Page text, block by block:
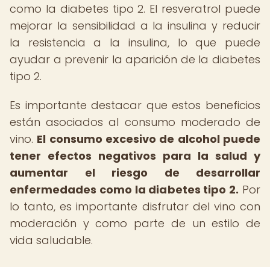
como la diabetes tipo 2. El resveratrol puede
mejorar la sensibilidad a la insulina y reducir
la resistencia a la insulina, lo que puede
ayudar a prevenir la aparición de la diabetes
tipo 2.
Es importante destacar que estos beneficios
están asociados al consumo moderado de
vino. El consumo excesivo de alcohol puede
tener efectos negativos para la salud y
aumentar el riesgo de desarrollar
enfermedades como la diabetes tipo 2. Por
lo tanto, es importante disfrutar del vino con
moderación y como parte de un estilo de
vida saludable.